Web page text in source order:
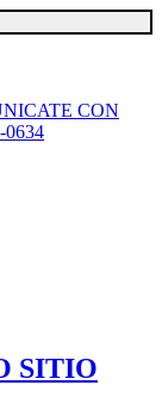
CON
0634
SITIO